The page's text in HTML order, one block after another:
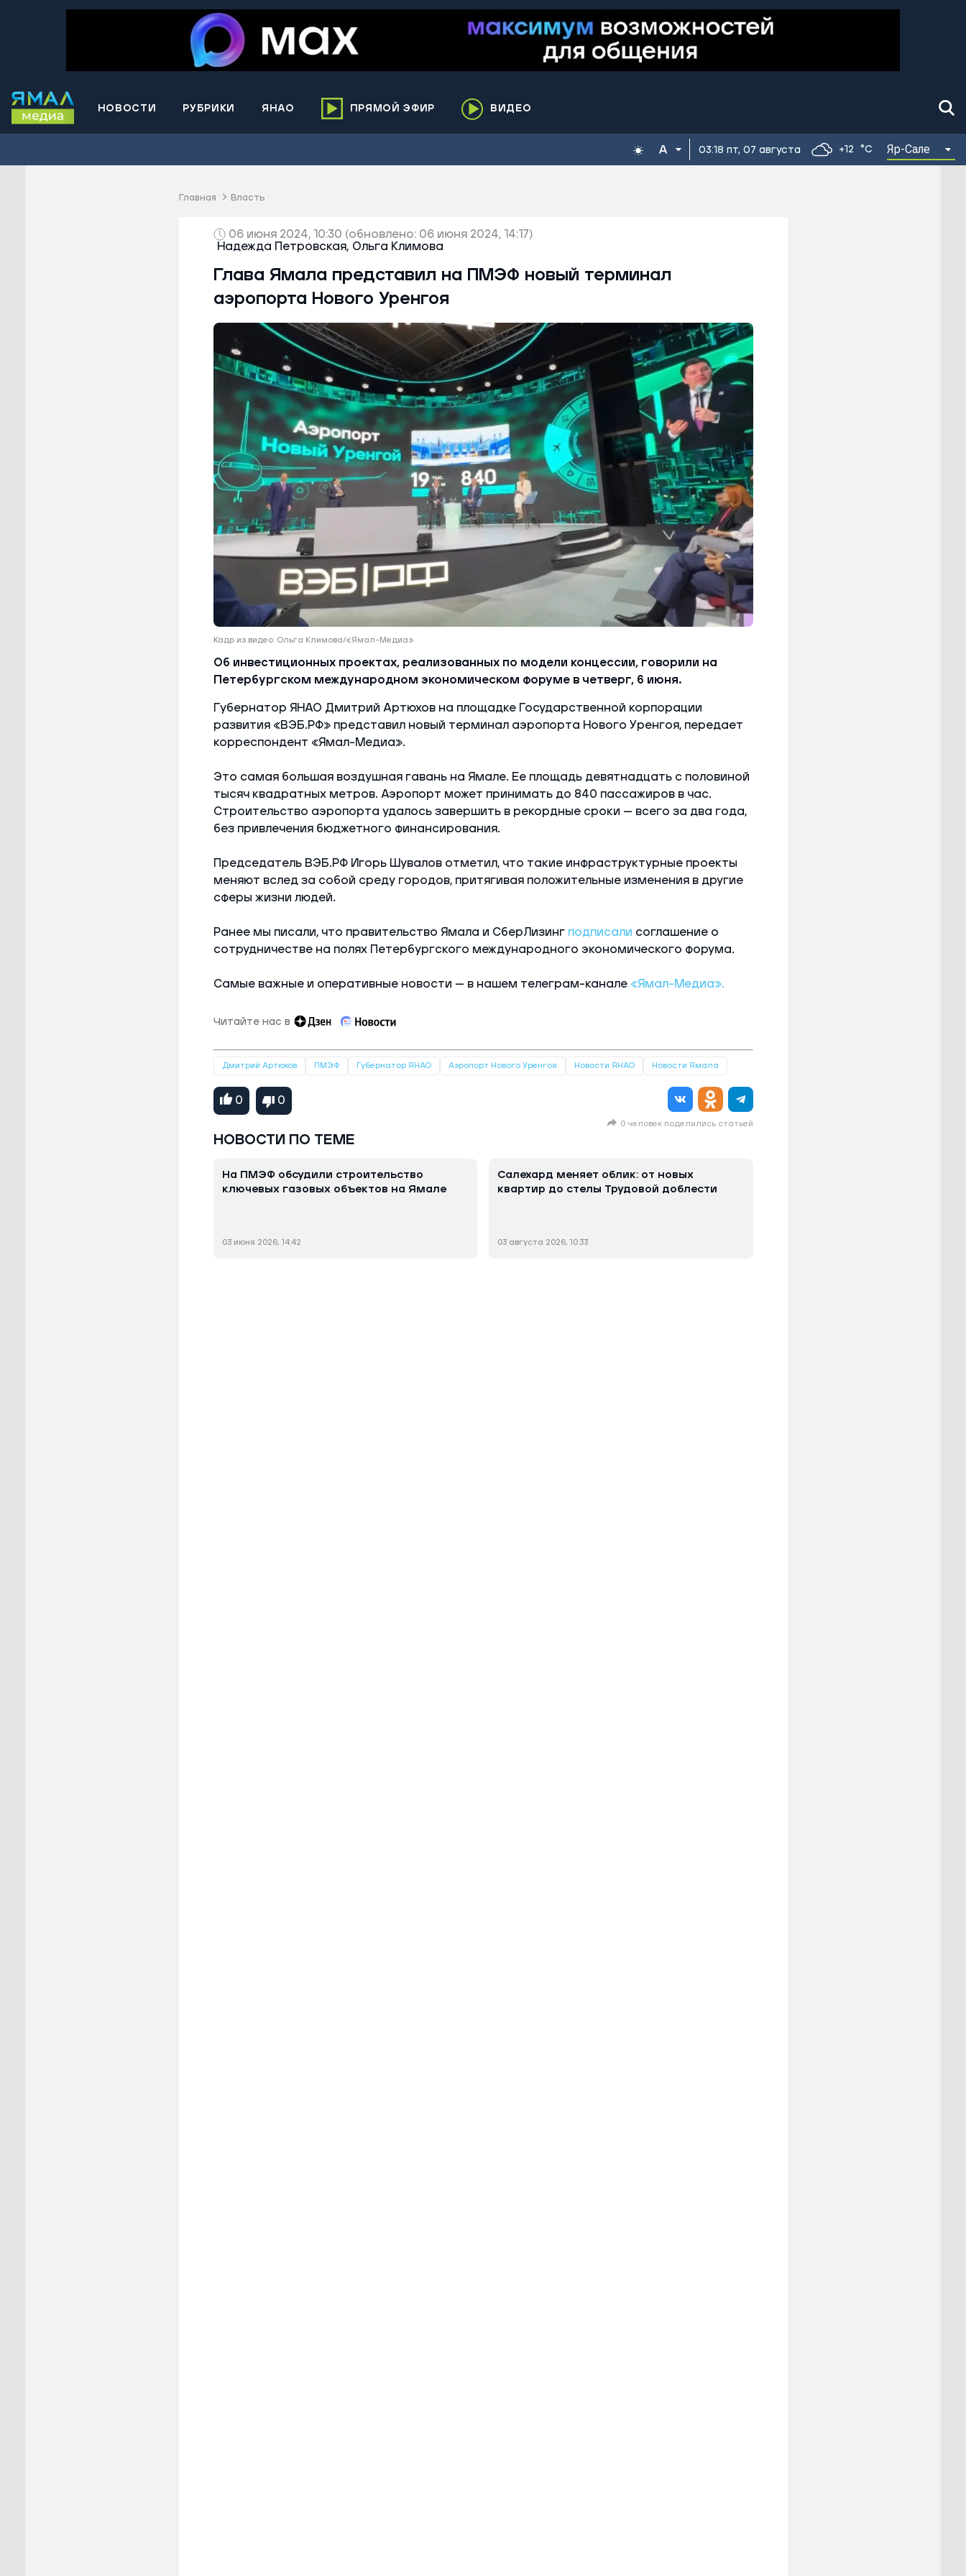
НОВОСТИ РУБРИКИ ЯНАО
Муравленко
Новый Уренгой
Надымский район
Ноябрьск
Пуровский район
Салехард
Тарко-Сале
Тазовский район
Шурышкарский район
Ямальский район
ПРЯМОЙ ЭФИР ВИДЕО
03:18 пт, 07 августа +12 °C Яр-Сале
Главная Власть
06 июня 2024, 10:30 (обновлено: 06 июня 2024, 14:17)
Надежда Петровская, Ольга Климова
Глава Ямала представил на ПМЭФ новый терминал
аэропорта Нового Уренгоя
Кадр из видео: Ольга Климова/«Ямал-Медиа»
Об инвестиционных проектах, реализованных по модели концессии, говорили на
Петербургском международном экономическом форуме в четверг, 6 июня.
Губернатор ЯНАО Дмитрий Артюхов на площадке Государственной корпорации
развития «ВЭБ.РФ» представил новый терминал аэропорта Нового Уренгоя, передает
корреспондент «Ямал-Медиа».
Это самая большая воздушная гавань на Ямале. Ее площадь девятнадцать с половиной
тысяч квадратных метров. Аэропорт может принимать до 840 пассажиров в час.
Строительство аэропорта удалось завершить в рекордные сроки — всего за два года,
без привлечения бюджетного финансирования.
Председатель ВЭБ.РФ Игорь Шувалов отметил, что такие инфраструктурные проекты
меняют вслед за собой среду городов, притягивая положительные изменения в другие
сферы жизни людей.
Ранее мы писали, что правительство Ямала и СберЛизинг подписали соглашение о
сотрудничестве на полях Петербургского международного экономического форума.
Самые важные и оперативные новости — в нашем телеграм-канале«Ямал-Медиа».
Читайте нас в
Дмитрий Артюхов ПМЭФ Губернатор ЯНАО Аэропорт Нового Уренгоя Новости ЯНАО Новости Ямала
0 0
0 человек поделились статьей
НОВОСТИ ПО ТЕМЕ
На ПМЭФ обсудили строительство
ключевых газовых объектов на Ямале
03 июня 2026, 14:42
Салехард меняет облик: от новых
квартир до стелы Трудовой доблести
03 августа 2026, 10:33